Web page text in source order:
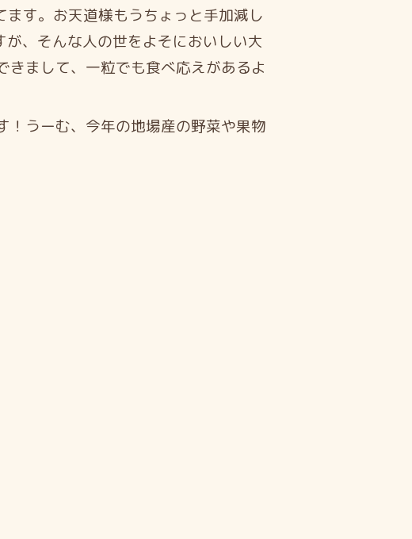
す。お天道様もうちょっと手加減し
、そんな人の世をよそにおいしい大
まして、一粒でも食べ応えがあるよ
うーむ、今年の地場産の野菜や果物